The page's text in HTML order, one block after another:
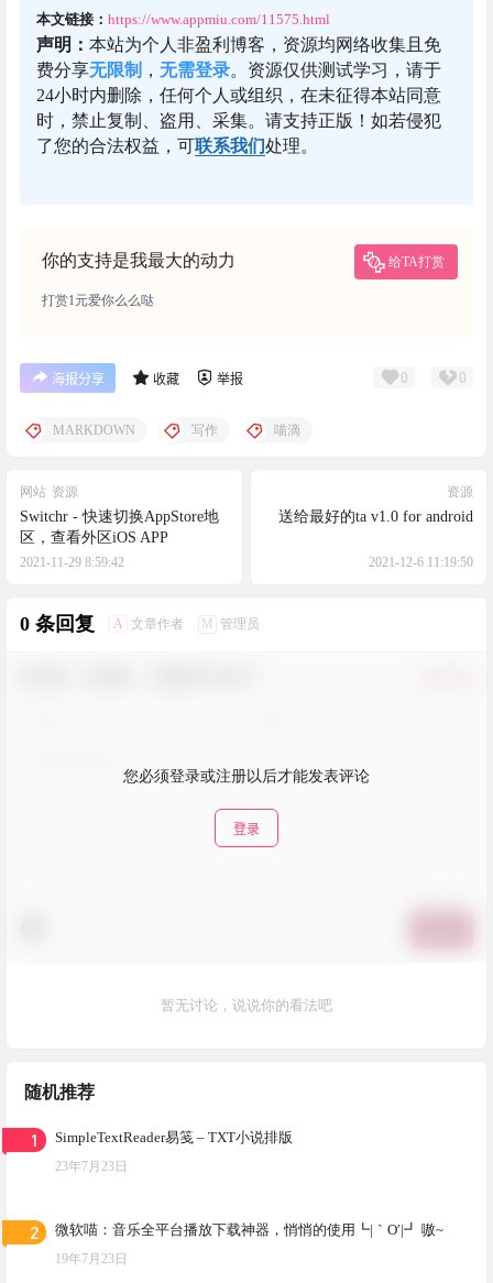
本文链接： https://www.appmiu.com/11575.html
声明： 本站为个人非盈利博客，资源均网络收集且免
费分享无限制 ， 无需登录。资源仅供测试学习，请于
24小时内删除，任何个人或组织，在未征得本站同意
时，禁止复制、盗用、采集。请支持正版！如若侵犯
了您的合法权益，可联系我们处理。
你的支持是我最大的动力 给TA打赏
打赏1元爱你么么哒
海报分享 收藏 举报 0 0
MARKDOWN 写作 喵滴
网站 资源
Switchr - 快速切换AppStore地
区，查看外区iOS APP
2021-11-29 8:59:42
资源
送给最好的ta v1.0 for android
2021-12-6 11:19:50
0 条回复 A 文章作者 M 管理员
您必须登录或注册以后才能发表评论
登录
暂无讨论，说说你的看法吧
随机推荐
1 SimpleTextReader易笺 – TXT小说排版
23年7月23日
2 微软喵：音乐全平台播放下载神器，悄悄的使用┗|｀O′|┛ 嗷~
19年7月23日